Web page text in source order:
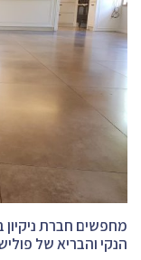
מחפשים חברת
הנקי והבריא של